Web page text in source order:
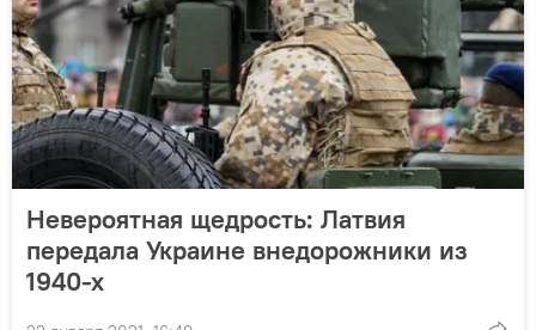
Невероятная щедрость: Латвия
передала Украине внедорожники из
1940-х